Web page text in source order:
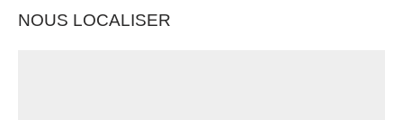
NOUS LOCALISER